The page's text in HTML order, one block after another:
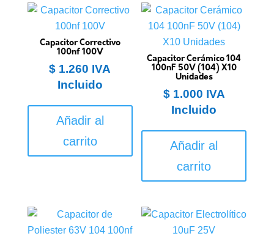
Capacitor Correctivo
100nf 100V
$ 1.260 IVA
Incluido
Añadir al
carrito
Capacitor Cerámico 104
100nF 50V (104) X10
Unidades
$1.000 IVA
Incluido
Añadir al
carrito